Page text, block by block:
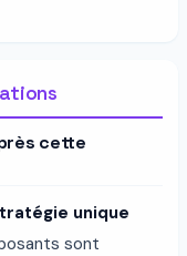
cette
unique
sont